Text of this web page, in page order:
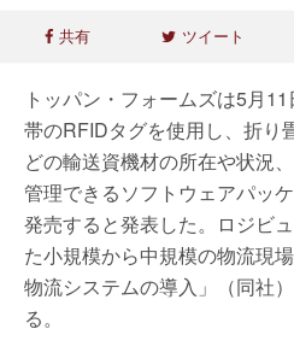
共有 ツイート
トッパン・フォームズは5月
帯のRFIDタグを使用し、折り
どの輸送資機材の所在や状況
管理できるソフトウェアパッ
発売すると発表した。ロジビ
た小規模から中規模の物流現
物流システムの導入」（同社
る。